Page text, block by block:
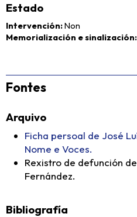
Estado
Intervención Non
Memorialización e sinalización
Fontes
Arquivo
Ficha persoal de José
Nome e Voces.
Rexistro de defunción
Fernández.
Bibliografía